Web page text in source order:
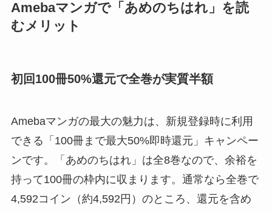
Amebaマンガで「あめのちはれ」を読
むメリット
初回100冊50%還元で全巻が実質半額
Amebaマンガの最大の魅力は、新規登録時に利用
できる「100冊まで最大50%即時還元」キャンペー
ンです。「あめのちはれ」は全8巻なので、余裕を
持って100冊の枠内に収まります。通常なら全巻で
4,592コイン（約4,592円）のところ、還元を含め